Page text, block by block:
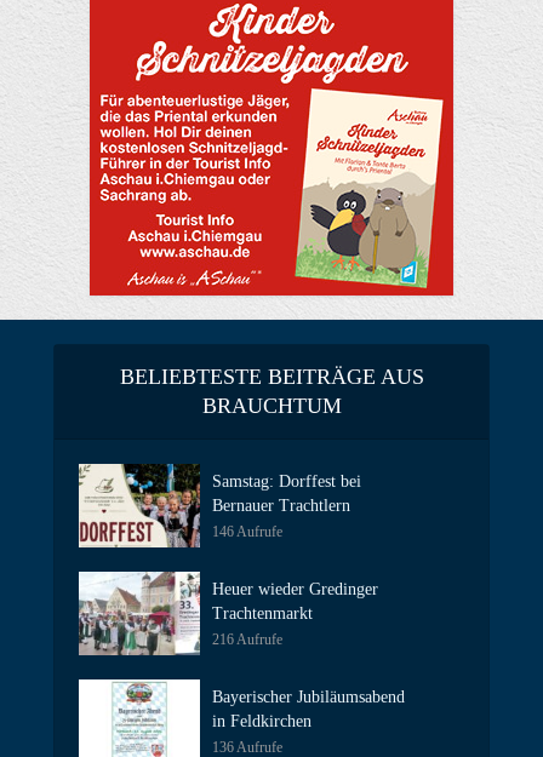
BELIEBTESTE BEITRÄGE AUS
BRAUCHTUM
Samstag: Dorffest bei
Bernauer Trachtlern
146 Aufrufe
Heuer wieder Gredinger
Trachtenmarkt
216 Aufrufe
Bayerischer Jubiläumsabend
in Feldkirchen
136 Aufrufe